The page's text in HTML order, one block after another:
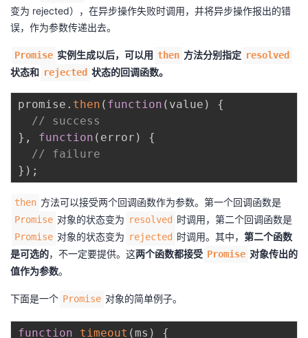
变为 rejected），在异步操作失败时调用，并将异步操作报出的错
误，作为参数传递出去。
Promise 实例生成以后，可以用 then 方法分别指定 resolved
状态和 rejected 状态的回调函数。
promise . then ( function ( value )
{
// success
} , function ( error )
{
// failure
} ) ;
then 方法可以接受两个回调函数作为参数。第一个回调函数是
Promise 对象的状态变为 resolved 时调用，第二个回调函数是
Promise 对象的状态变为 rejected 时调用。其中， 第二个函数
是可选的，不一定要提供。这两个函数都接受 Promise 对象传出的
值作为参数。
下面是一个 Promise 对象的简单例子。
function timeout ( ms )
{